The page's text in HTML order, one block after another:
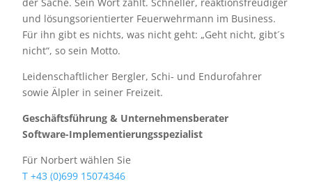
der Sache. Sein Wort zählt. Schneller, reaktionsfreudiger
und lösungsorientierter Feuerwehrmann im Business.
Für ihn gibt es nichts, was nicht geht: „Geht nicht, gibt´s
nicht“, so sein Motto.
Leidenschaftlicher Bergler, Schi- und Endurofahrer
sowie Älpler in seiner Freizeit.
Geschäftsführung & Unternehmensberater
Software-Implementierungsspezialist
Für Norbert wählen Sie
T +43 (0)699 15074346